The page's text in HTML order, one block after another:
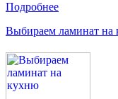
Подробнее
Выбираем ламинат на